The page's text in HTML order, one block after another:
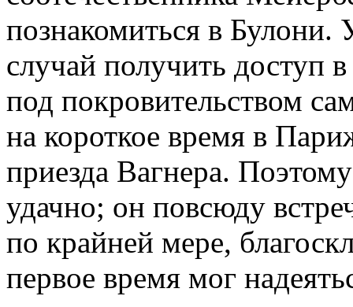
познакомиться в Булони.
случай получить доступ
под покровительством
на короткое время в
приезда Вагнера.
удачно; он повсюду
по крайней мере,
первое время мог